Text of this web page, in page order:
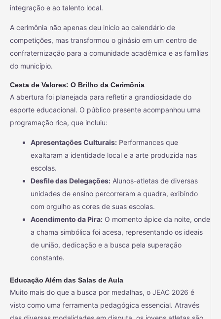
integração e ao talento local.
A cerimônia não apenas deu início ao calendário de
competições, mas transformou o ginásio em um centro de
confraternização para a comunidade acadêmica e as famílias
do município.
Cesta de Valores: O Brilho da Cerimônia
A abertura foi planejada para refletir a grandiosidade do
esporte educacional. O público presente acompanhou uma
programação rica, que incluiu:
Apresentações Culturais: Performances que
exaltaram a identidade local e a arte produzida nas
escolas.
Desfile das Delegações: Alunos-atletas de diversas
unidades de ensino percorreram a quadra, exibindo
com orgulho as cores de suas escolas.
Acendimento da Pira: O momento ápice da noite, onde
a chama simbólica foi acesa, representando os ideais
de união, dedicação e a busca pela superação
constante.
Educação Além das Salas de Aula
Muito mais do que a busca por medalhas, o JEAC 2026 é
visto como uma ferramenta pedagógica essencial. Através